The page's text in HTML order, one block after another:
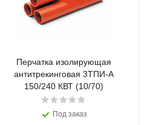
Перчатка изолирующая
антитрекинговая 3ТПИ-А
150/240 КВТ (10/70)
Под заказ